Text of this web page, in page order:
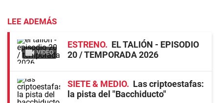
LEE ADEMÁS
VIDEO
ESTRENO
EL TALIÓN - EPISODIO
20 / TEMPORADA 2026
SIETE & MEDIO
Las criptoestafas:
la pista del "Bacchiducto"